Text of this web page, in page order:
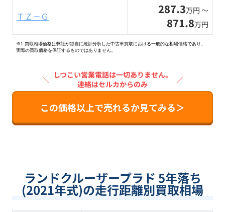
ＴＺ－Ｇ 287.3万円 〜
871.8万円
※1 買取相場価格は弊社が独自に統計分析した中古車買取における一般的な相場価格であり、
実際の買取価格を保証するものではありません。
＼ しつこい営業電話は一切ありません。
連絡はセルカからのみ
／
この価格以上で売れるか見てみる＞
ランドクルーザープラド 5年落ち
(2021年式)の走行距離別買取相場